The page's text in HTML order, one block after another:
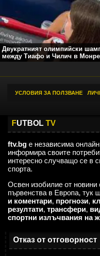
Двукратният олимпийски
между Тиафо и Чилич в
УСЛОВИЯ ЗА ПОЛЗВАНЕ
FUTBOL TV
ftv.bg е независима
информира своите
интересно случващо се в
спорта.
Освен изобилие от новини
първенства в Европа, тук
и коментари, прогнози,
резултати, трансфери,
спортни излъчвания на
Отказ от отговорност